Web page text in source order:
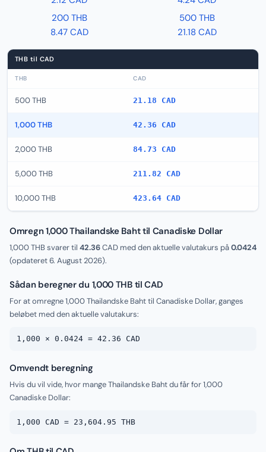
200 THB
8.47 CAD
500 THB
21.18 CAD
THB til CAD
THB CAD
500 THB 21.18 CAD
1,000 THB 42.36 CAD
2,000 THB 84.73 CAD
5,000 THB 211.82 CAD
10,000 THB 423.64 CAD
Omregn 1,000 Thailandske Baht til Canadiske Dollar
1,000 THB svarer til 42.36CAD med den aktuelle valutakurs på0.0424
(opdateret6. August 2026).
Sådan beregner du 1,000 THB til CAD
For at omregne 1,000 Thailandske Baht til Canadiske Dollar, ganges
beløbet med den aktuelle valutakurs:
1,000 × 0.0424 = 42.36 CAD
Omvendt beregning
Hvis du vil vide, hvor mange Thailandske Baht du får for 1,000
Canadiske Dollar:
1,000 CAD = 23,604.95 THB